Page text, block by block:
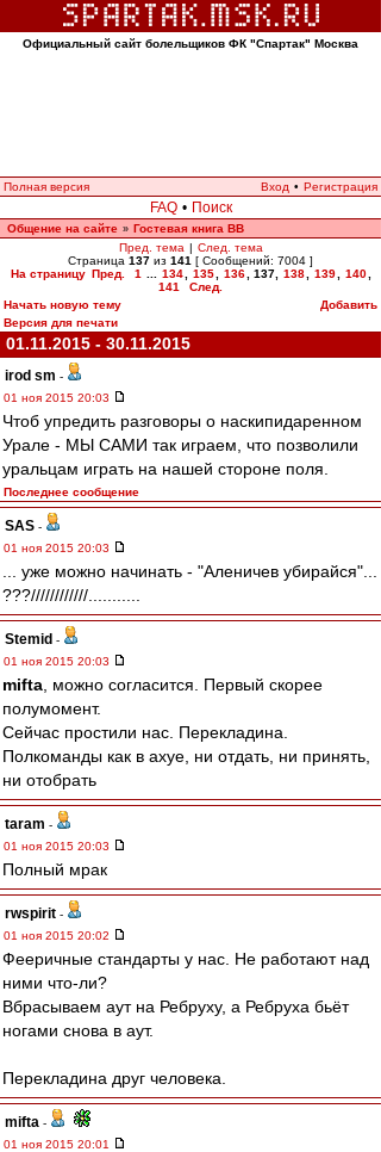
Официальный сайт болельщиков ФК "Спартак" Москва
Полная версия Вход • Регистрация
FAQ • Поиск
Общение на сайте » Гостевая книга ВВ
Пред. тема | След. тема
Страница 137 из 141 [ Сообщений: 7004 ]
На страницу Пред. 1 134 135 136 137 138 139 140
141
След.
Начать новую тему
Добавить
Версия для печати
01.11.2015 - 30.11.2015
irod sm -
01 ноя 2015 20:03
Чтоб упредить разговоры о наскипидаренном
Урале - МЫ САМИ так играем, что позволили
уральцам играть на нашей стороне поля.
Последнее сообщение
SAS -
01 ноя 2015 20:03
... уже можно начинать - "Аленичев убирайся"...
???////////////...........
Stemid -
01 ноя 2015 20:03
mifta , можно согласится. Первый скорее
полумомент.
Сейчас простили нас. Перекладина.
Полкоманды как в ахуе, ни отдать, ни принять,
ни отобрать
taram -
01 ноя 2015 20:03
Полный мрак
rwspirit -
01 ноя 2015 20:02
Фееричные стандарты у нас. Не работают над
ними что-ли?
Вбрасываем аут на Ребруху, а Ребруха бьёт
ногами снова в аут.
Перекладина друг человека.
mifta -
01 ноя 2015 20:01